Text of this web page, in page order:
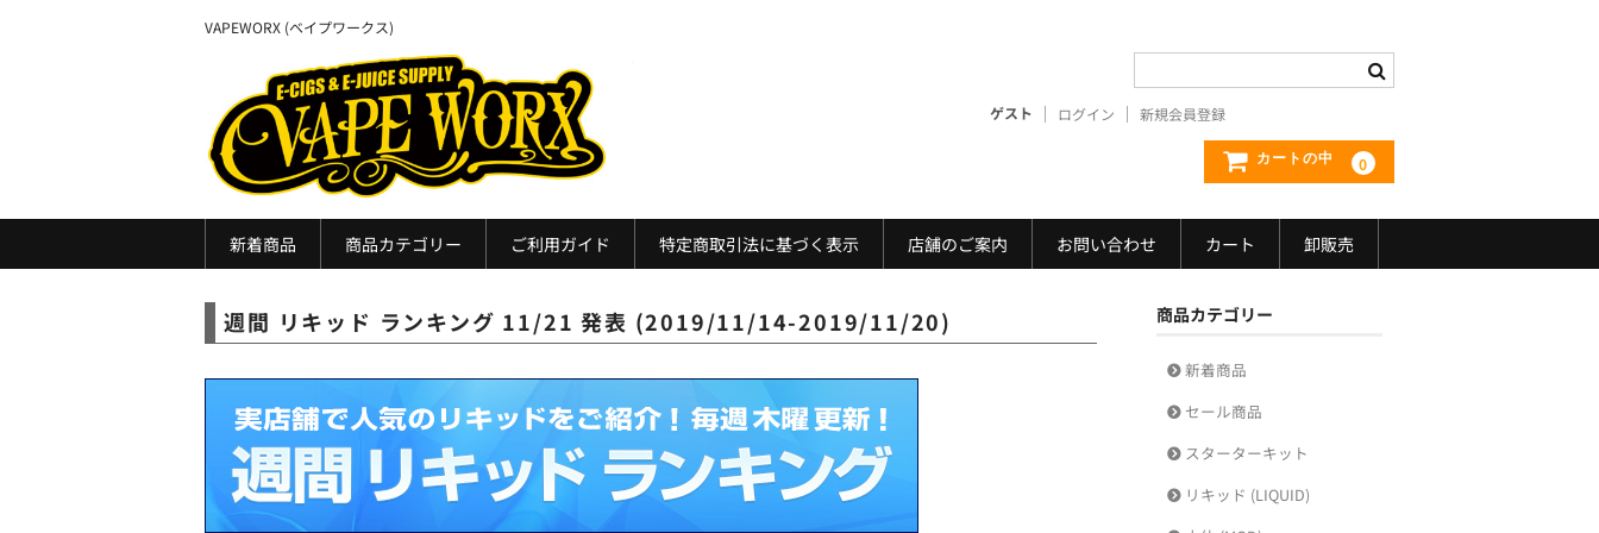
VAPEWORX (ベイプワークス)
VAPEWORX (ベイプワークス)
ゲスト ログイン 新規会員登録
カートの中 0
新着商品 商品カテゴリー ご利用ガイド 特定商取引法に基づく表示 店舗のご案内 お問い合わせ カート 卸販売
週間 リキッド ランキング 11/21 発表 (2019/11/14-2019/11/20) 商品カテゴリー
新着商品
セール商品
スターターキット
リキッド (LIQUID)